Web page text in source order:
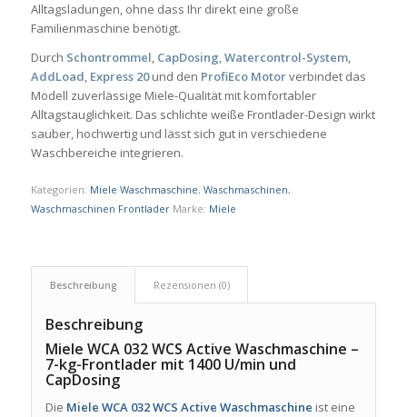
Alltagsladungen, ohne dass Ihr direkt eine große
Familienmaschine benötigt.
Durch Schontrommel, CapDosing,Watercontrol-System,
AddLoad, Express 20und den ProfiEco Motorverbindet das
Modell zuverlässige Miele-Qualität mit komfortabler
Alltagstauglichkeit. Das schlichte weiße Frontlader-Design wirkt
sauber, hochwertig und lässt sich gut in verschiedene
Waschbereiche integrieren.
Kategorien: Miele Waschmaschine, Waschmaschinen,
Waschmaschinen Frontlader Marke: Miele
Beschreibung Rezensionen (0)
Beschreibung
Miele WCA 032 WCS Active Waschmaschine –
7-kg-Frontlader mit 1400 U/min und
CapDosing
Die Miele WCA 032 WCS Active Waschmaschine ist eine